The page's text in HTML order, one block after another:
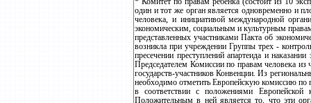
один и тот же орган является одновременно и
человека, и инициативой международной
экономическим, социальным и культурным
представленных участниками Пакта об
возникла при учреждении Группы трех -
пресечении преступлений апартеида и
Председателем Комиссии по правам человека
государств-участников Конвенции. Из
необходимо отметить Европейскую комиссию по
в соответствии с положениями
Положительным в ней является то, что эти